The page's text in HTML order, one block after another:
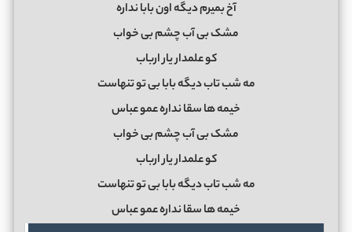
آخ بمیرم دیگه اون بابا نداره
مشک بی آب چشم بی خواب
کو علمدار یار ارباب
مه شب تاب دیگه بابا بی تو تنهاست
خیمه ها سقا نداره عمو عباس
مشک بی آب چشم بی خواب
کو علمدار یار ارباب
مه شب تاب دیگه بابا بی تو تنهاست
خیمه ها سقا نداره عمو عباس